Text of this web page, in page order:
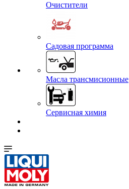
Очистители
Садовая программа
Масла трансмисионные
Сервисная химия